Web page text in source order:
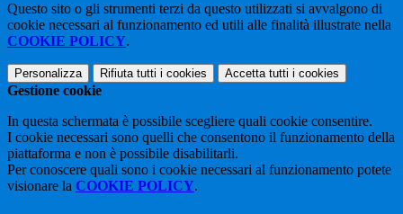
Questo sito o gli strumenti terzi da questo utilizzati si avvalgono di
cookie necessari al funzionamento ed utili alle finalità illustrate nella
COOKIE POLICY.
Personalizza Rifiuta tutti i cookies Accetta tutti i cookies
Gestione cookie
In questa schermata è possibile scegliere quali cookie consentire.
I cookie necessari sono quelli che consentono il funzionamento della
piattaforma e non è possibile disabilitarli.
Per conoscere quali sono i cookie necessari al funzionamento potete
visionare la COOKIE POLICY.